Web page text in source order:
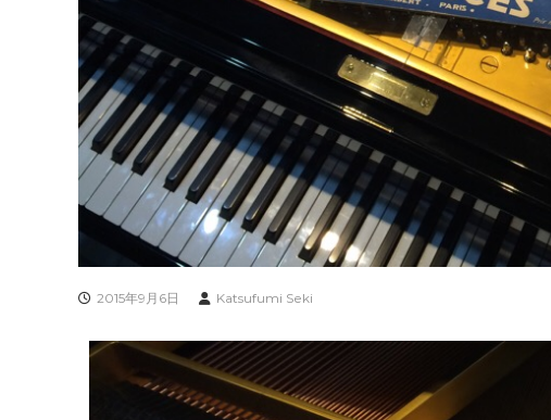
2015年9月6日 Katsufumi Seki